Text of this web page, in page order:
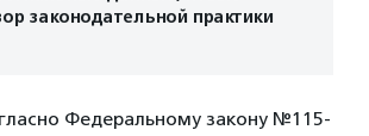
законодательной практики
Федеральному закону №115-